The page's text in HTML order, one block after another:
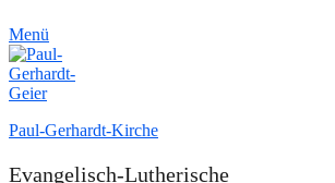
Menü
Paul-Gerhardt-Kirche
Evangelisch-Lutherische